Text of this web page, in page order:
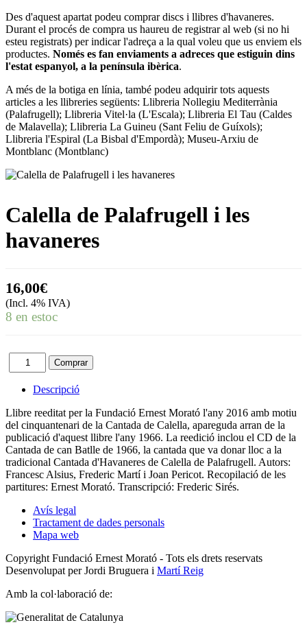
Des d'aquest apartat podeu comprar discs i llibres d'havaneres.
Durant el procés de compra us haureu de registrar al web (si no hi
esteu registrats) per indicar l'adreça a la qual voleu que us enviem els
productes. Només es fan enviaments a adreces que estiguin dins
l'estat espanyol, a la península ibèrica.
A més de la botiga en línia, també podeu adquirir tots aquests
articles a les llibreries següents: Llibreria Nollegiu Mediterrània
(Palafrugell); Llibreria Vitel·la (L'Escala); Llibreria El Tau (Caldes
de Malavella); Llibreria La Guineu (Sant Feliu de Guíxols);
Llibreria l'Espiral (La Bisbal d'Empordà); Museu-Arxiu de
Montblanc (Montblanc)
Calella de Palafrugell i les
havaneres
16,00€
(Incl. 4% IVA)
8 en estoc
Descripció
Llibre reeditat per la Fundació Ernest Morató l'any 2016 amb motiu
del cinquantenari de la Cantada de Calella, apareguda arran de la
publicació d'aquest llibre l'any 1966. La reedició inclou el CD de la
Cantada de can Batlle de 1966, la cantada que va donar lloc a la
tradicional Cantada d'Havaneres de Calella de Palafrugell. Autors:
Francesc Alsius, Frederic Martí i Joan Pericot. Recopilació de les
partitures: Ernest Morató. Transcripció: Frederic Sirés.
Avís legal
Tractament de dades personals
Mapa web
Copyright Fundació Ernest Morató - Tots els drets reservats
Desenvolupat per Jordi Bruguera i Martí Reig
Amb la col·laboració de: